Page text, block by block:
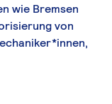
wie Bremsen
von